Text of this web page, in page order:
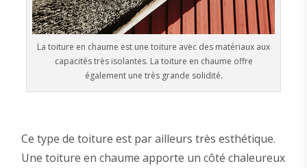
La toiture en chaume est une toiture avec des matériaux aux
capacités très isolantes. La toiture en chaume offre
également une très grande solidité.
Ce type de toiture est par ailleurs très esthétique.
Une toiture en chaume apporte un côté chaleureux